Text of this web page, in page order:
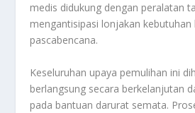
medis didukung dengan peralatan
mengantisipasi lonjakan kebutuhan
pascabencana.
Keseluruhan upaya pemulihan ini
berlangsung secara berkelanjutan
pada bantuan darurat semata.